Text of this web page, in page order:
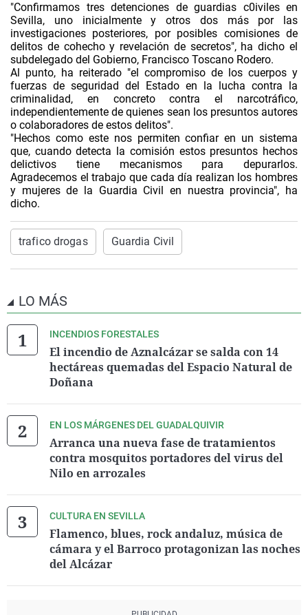
"Confirmamos tres detenciones de guardias c0iviles en
Sevilla, uno inicialmente y otros dos más por las
investigaciones posteriores, por posibles comisiones de
delitos de cohecho y revelación de secretos", ha dicho el
subdelegado del Gobierno, Francisco Toscano Rodero.
Al punto, ha reiterado "el compromiso de los cuerpos y
fuerzas de seguridad del Estado en la lucha contra la
criminalidad, en concreto contra el narcotráfico,
independientemente de quienes sean los presuntos autores
o colaboradores de estos delitos".
"Hechos como este nos permiten confiar en un sistema
que, cuando detecta la comisión estos presuntos hechos
delictivos tiene mecanismos para depurarlos.
Agradecemos el trabajo que cada día realizan los hombres
y mujeres de la Guardia Civil en nuestra provincia", ha
dicho.
trafico drogas Guardia Civil
LO MÁS
INCENDIOS FORESTALES
El incendio de Aznalcázar se salda con 14
hectáreas quemadas del Espacio Natural de
Doñana
EN LOS MÁRGENES DEL GUADALQUIVIR
Arranca una nueva fase de tratamientos
contra mosquitos portadores del virus del
Nilo en arrozales
CULTURA EN SEVILLA
Flamenco, blues, rock andaluz, música de
cámara y el Barroco protagonizan las noches
del Alcázar